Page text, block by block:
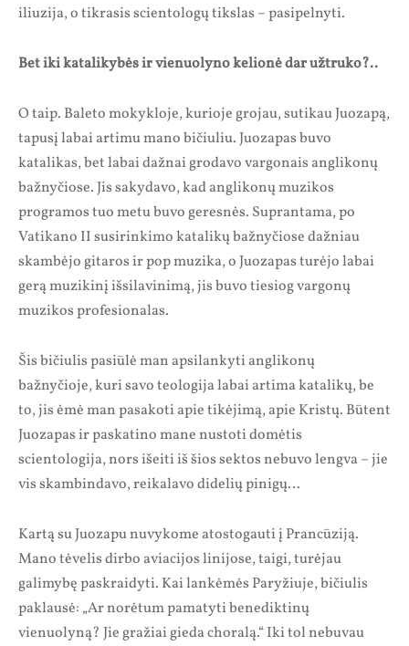
iliuzija, o tikrasis scientologų tikslas – pasipelnyti.
Bet iki katalikybės ir vienuolyno kelionė dar užtruko?..
O taip. Baleto mokykloje, kurioje grojau, sutikau Juozapą,
tapusį labai artimu mano bičiuliu. Juozapas buvo
katalikas, bet labai dažnai grodavo vargonais anglikonų
bažnyčiose. Jis sakydavo, kad anglikonų muzikos
programos tuo metu buvo geresnės. Suprantama, po
Vatikano II susirinkimo katalikų bažnyčiose dažniau
skambėjo gitaros ir pop muzika, o Juozapas turėjo labai
gerą muzikinį išsilavinimą, jis buvo tiesiog vargonų
muzikos profesionalas.
Šis bičiulis pasiūlė man apsilankyti anglikonų
bažnyčioje, kuri savo teologija labai artima katalikų, be
to, jis ėmė man pasakoti apie tikėjimą, apie Kristų. Būtent
Juozapas ir paskatino mane nustoti domėtis
scientologija, nors išeiti iš šios sektos nebuvo leng­va – jie
vis skambindavo, reikalavo didelių pinigų…
Kartą su Juozapu nuvykome atostogauti į Prancūziją.
Mano tėvelis dirbo aviacijos linijose, taigi, turėjau
galimybę paskraidyti. Kai lankėmės Paryžiuje, bičiulis
paklausė: „Ar norėtum pamatyti benediktinų
vienuolyną? Jie gražiai gieda choralą.“ Iki tol nebuvau